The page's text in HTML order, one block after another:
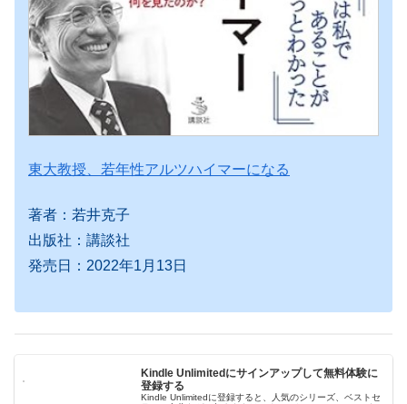
東大教授、若年性アルツハイマーになる
著者：若井克子
出版社：講談社
発売日：2022年1月13日
Kindle Unlimitedにサインアップして無料体験に
登録する
Kindle Unlimitedに登録すると、人気のシリーズ、ベストセ